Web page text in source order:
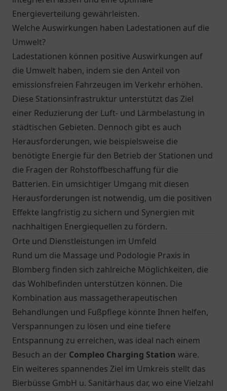
Energieverteilung gewährleisten.
Welche Auswirkungen haben Ladestationen auf die
Umwelt?
Ladestationen können positive Auswirkungen auf
die Umwelt haben, indem sie den Anteil von
emissionsfreien Fahrzeugen im Verkehr erhöhen.
Diese Stationsinfrastruktur unterstützt das Ziel
einer Reduzierung der Luft- und Lärmbelastung in
städtischen Gebieten. Dennoch gibt es auch
Herausforderungen, wie beispielsweise die
benötigte Energie für den Betrieb der Stationen und
die Fragen der Rohstoffbeschaffung für die
Batterien. Ein umsichtiger Umgang mit diesen
Herausforderungen ist notwendig, um die positiven
Effekte langfristig zu sichern und Synergien mit
nachhaltigen Energiequellen zu fördern.
Orte und Dienstleistungen im Umfeld
Rund um die Massage und Podologie Praxis in
Blomberg finden sich zahlreiche Möglichkeiten, die
das Wohlbefinden unterstützen können. Die
Kombination aus massagetherapeutischen
Behandlungen und Fußpflege könnte Ihnen helfen,
Verspannungen zu lösen und eine tiefere
Entspannung zu erreichen, was ideal nach einem
Besuch an der Compleo Charging Station wäre.
Ein weiteres spannendes Ziel im Umkreis stellt das
Bierbüsse GmbH u. Sanitärhaus dar, wo eine Vielzahl